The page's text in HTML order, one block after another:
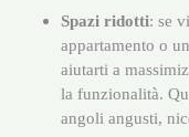
Spazi ridotti: se
appartamento o
aiutarti a
la funzionalità.
angoli angusti,